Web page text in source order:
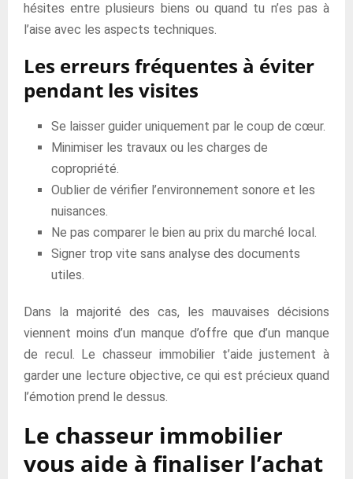
hésites entre plusieurs biens ou quand tu n’es pas à
l’aise avec les aspects techniques.
Les erreurs fréquentes à éviter
pendant les visites
Se laisser guider uniquement par le coup de cœur.
Minimiser les travaux ou les charges de
copropriété.
Oublier de vérifier l’environnement sonore et les
nuisances.
Ne pas comparer le bien au prix du marché local.
Signer trop vite sans analyse des documents
utiles.
Dans la majorité des cas, les mauvaises décisions
viennent moins d’un manque d’offre que d’un manque
de recul. Le chasseur immobilier t’aide justement à
garder une lecture objective, ce qui est précieux quand
l’émotion prend le dessus.
Le chasseur immobilier
vous aide à finaliser l’achat